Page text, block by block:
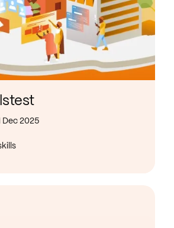
Dec 2025